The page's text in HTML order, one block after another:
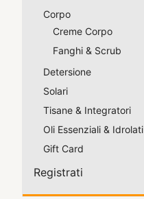
Corpo
Creme Corpo
Fanghi & Scrub
Detersione
Solari
Tisane & Integratori
Oli Essenziali & Idrolati
Gift Card
Registrati